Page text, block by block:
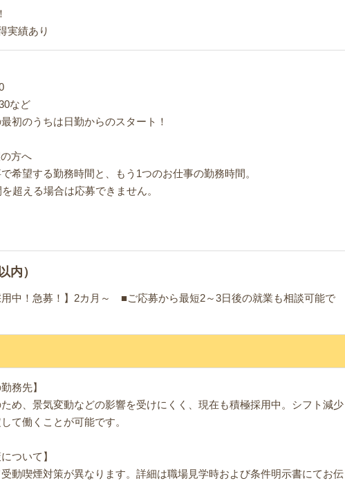
実績あり
など
初のうちは日勤からのスタート！
方へ
希望する勤務時間と、もう1つのお仕事の勤務時間。
超える場合は応募できません。
内）
用中！急募！】2カ月～ ■ご応募から最短2～3日後の就業も相談可能で
務先】
め、景気変動などの影響を受けにくく、現在も積極採用中。シフト減少
て働くことが可能です。
ついて】
動喫煙対策が異なります。詳細は職場見学時および条件明示書にてお伝